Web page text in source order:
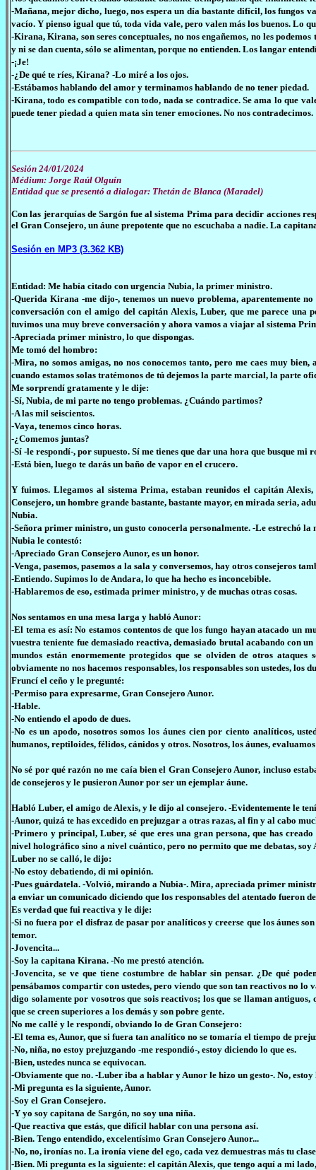
-Mañana, mejor dicho, luego, nos espera un día bastante difícil, los fungos
vacío. Y pienso igual que tú, toda vida vale, pero valen más los buenos. Lo
-Kirana, Kirana, son seres conceptuales, no nos engañemos, no les
y ni se dan cuenta, sólo se alimentan, porque no entienden. Los langar
-¡Je!
-¿De qué te ríes, Kirana? -Lo miré a los ojos.
-Estábamos hablando del amor y terminamos hablando de no tener piedad.
-Kirana, todo es compatible con todo, nada se contradice. Se ama lo que
puede tener piedad a quien mata sin tener emociones. No nos contradecimos.
Sesión 24/01/2024
Médium: Jorge Raúl Olguín
Entidad que se presentó a dialogar: Thetán de Blanca (Maradel)
Con las jerarquías de Sargón fue al sistema Prima para decidir acciones
el Gran Consejero, un áune prepotente que no escuchaba a nadie. La
Sesión en MP3 (3.362 KB)
Entidad: Me había citado con urgencia Nubia, la primer ministro.
-Querida Kirana -me dijo-, tenemos un nuevo problema, aparentemente
conversación con el amigo del capitán Alexis, Luber, que me parece
tuvimos una muy breve conversación y ahora vamos a viajar al sistema
-Apreciada primer ministro, lo que dispongas.
Me tomó del hombro:
-Mira, no somos amigas, no nos conocemos tanto, pero me caes muy
cuando estamos solas tratémonos de tú dejemos la parte marcial, la parte
Me sorprendí gratamente y le dije:
-Sí, Nubia, de mi parte no tengo problemas. ¿Cuándo partimos?
-A las mil seiscientos.
-Vaya, tenemos cinco horas.
-¿Comemos juntas?
-Sí -le respondí-, por supuesto. Sí me tienes que dar una hora que busque mi
-Está bien, luego te darás un baño de vapor en el crucero.
Y fuimos. Llegamos al sistema Prima, estaban reunidos el capitán
Consejero, un hombre grande bastante, bastante mayor, en mirada seria,
Nubia.
-Señora primer ministro, un gusto conocerla personalmente. -Le estrechó la
Nubia le contestó:
-Apreciado Gran Consejero Aunor, es un honor.
-Venga, pasemos, pasemos a la sala y conversemos, hay otros consejeros
-Entiendo. Supimos lo de Andara, lo que ha hecho es inconcebible.
-Hablaremos de eso, estimada primer ministro, y de muchas otras cosas.
Nos sentamos en una mesa larga y habló Aunor:
-El tema es así: No estamos contentos de que los fungo hayan atacado un
vuestra teniente fue demasiado reactiva, demasiado brutal acabando con
mundos están enormemente protegidos que se olviden de otros
obviamente no nos hacemos responsables, los responsables son ustedes, los
Fruncí el ceño y le pregunté:
-Permiso para expresarme, Gran Consejero Aunor.
-Hable.
-No entiendo el apodo de dues.
-No es un apodo, nosotros somos los áunes cien por ciento analíticos,
humanos, reptiloides, félidos, cánidos y otros. Nosotros, los áunes,
No sé por qué razón no me caía bien el Gran Consejero Aunor, incluso
de consejeros y le pusieron Aunor por ser un ejemplar áune.
Habló Luber, el amigo de Alexis, y le dijo al consejero. -Evidentemente le
-Aunor, quizá te has excedido en prejuzgar a otras razas, al fin y al cabo
-Primero y principal, Luber, sé que eres una gran persona, que has
nivel holográfico sino a nivel cuántico, pero no permito que me debatas, soy
Luber no se calló, le dijo:
-No estoy debatiendo, di mi opinión.
-Pues guárdatela. -Volvió, mirando a Nubia-. Mira, apreciada primer
a enviar un comunicado diciendo que los responsables del atentado fueron
Es verdad que fui reactiva y le dije:
-Si no fuera por el disfraz de pasar por analíticos y creerse que los áunes
temor.
-Jovencita...
-Soy la capitana Kirana. -No me prestó atención.
-Jovencita, se ve que tiene costumbre de hablar sin pensar. ¿De qué
pensábamos compartir con ustedes, pero viendo que son tan reactivos no
digo solamente por vosotros que sois reactivos; los que se llaman
que se creen superiores a los demás y son pobre gente.
No me callé y le respondí, obviando lo de Gran Consejero:
-El tema es, Aunor, que si fuera tan analítico no se tomaría el tiempo de
-No, niña, no estoy prejuzgando -me respondió-, estoy diciendo lo que es.
-Bien, ustedes nunca se equivocan.
-Obviamente que no. -Luber iba a hablar y Aunor le hizo un gesto-. No,
-Mi pregunta es la siguiente, Aunor.
-Soy el Gran Consejero.
-Y yo soy capitana de Sargón, no soy una niña.
-Que reactiva que estás, que difícil hablar con una persona así.
-Bien. Tengo entendido, excelentísimo Gran Consejero Aunor...
-No, no, ironías no. La ironía viene del ego, cada vez demuestras más tu
-Bien. Mi pregunta es la siguiente: el capitán Alexis, que tengo aquí a mi